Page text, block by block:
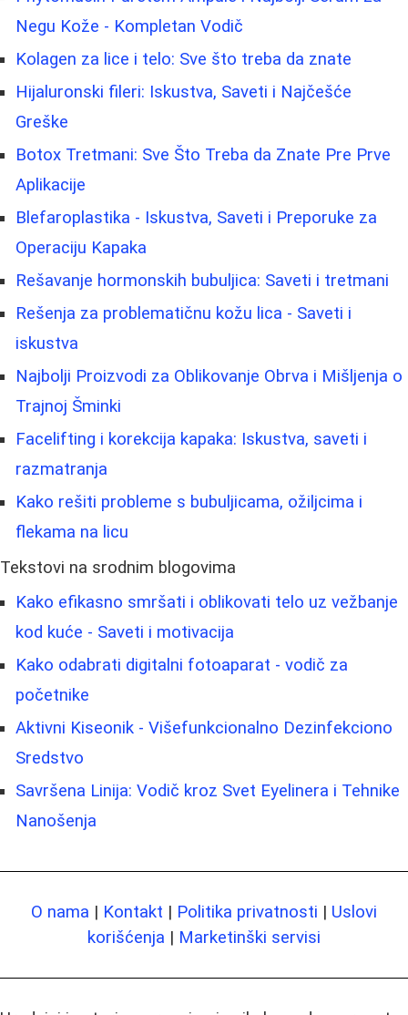
Negu Kože - Kompletan Vodič
Kolagen za lice i telo: Sve što treba da znate
Hijaluronski fileri: Iskustva, Saveti i Najčešće
Greške
Botox Tretmani: Sve Što Treba da Znate Pre Prve
Aplikacije
Blefaroplastika - Iskustva, Saveti i Preporuke za
Operaciju Kapaka
Rešavanje hormonskih bubuljica: Saveti i tretmani
Rešenja za problematičnu kožu lica - Saveti i
iskustva
Najbolji Proizvodi za Oblikovanje Obrva i Mišljenja o
Trajnoj Šminki
Facelifting i korekcija kapaka: Iskustva, saveti i
razmatranja
Kako rešiti probleme s bubuljicama, ožiljcima i
flekama na licu
Tekstovi na srodnim blogovima
Kako efikasno smršati i oblikovati telo uz vežbanje
kod kuće - Saveti i motivacija
Kako odabrati digitalni fotoaparat - vodič za
početnike
Aktivni Kiseonik - Višefunkcionalno Dezinfekciono
Sredstvo
Savršena Linija: Vodič kroz Svet Eyelinera i Tehnike
Nanošenja
O nama | Kontakt | Politika privatnosti | Uslovi
korišćenja | Marketinški servisi